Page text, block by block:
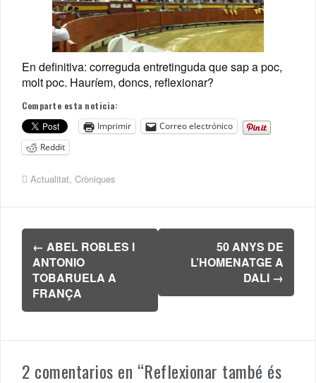
En definitiva: correguda entretinguda que sap a poc,
molt poc. Hauríem, doncs, reflexionar?
Comparte esta noticia:
Imprimir
Correo electrónico
Reddit
Actualitat, Cròniques
Navegación
de
entradas
← ABEL ROBLES I
ANTONIO
TOBARUELA A
FRANÇA
50 ANYS DE
L’HOMENATGE A
DALI →
2 comentarios en “Reflexionar també és